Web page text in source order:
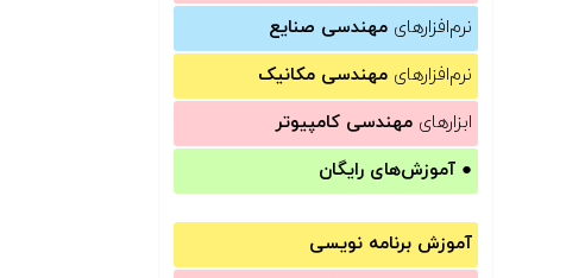
نرم‌افزارهای مهندسی صنایع
نرم‌افزارهای مهندسی مکانیک
ابزارهای مهندسی کامپیوتر
● آموزش‌های رایگان
آموزش برنامه نویسی